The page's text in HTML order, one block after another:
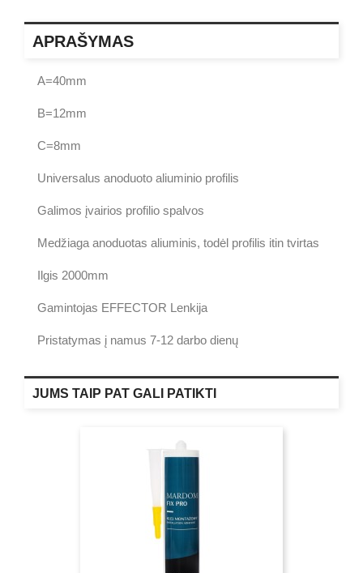
APRAŠYMAS
A=40mm
B=12mm
C=8mm
Universalus anoduoto aliuminio profilis
Galimos įvairios profilio spalvos
Medžiaga anoduotas aliuminis, todėl profilis itin tvirtas
Ilgis 2000mm
Gamintojas EFFECTOR Lenkija
Pristatymas į namus 7-12 darbo dienų
JUMS TAIP PAT GALI PATIKTI